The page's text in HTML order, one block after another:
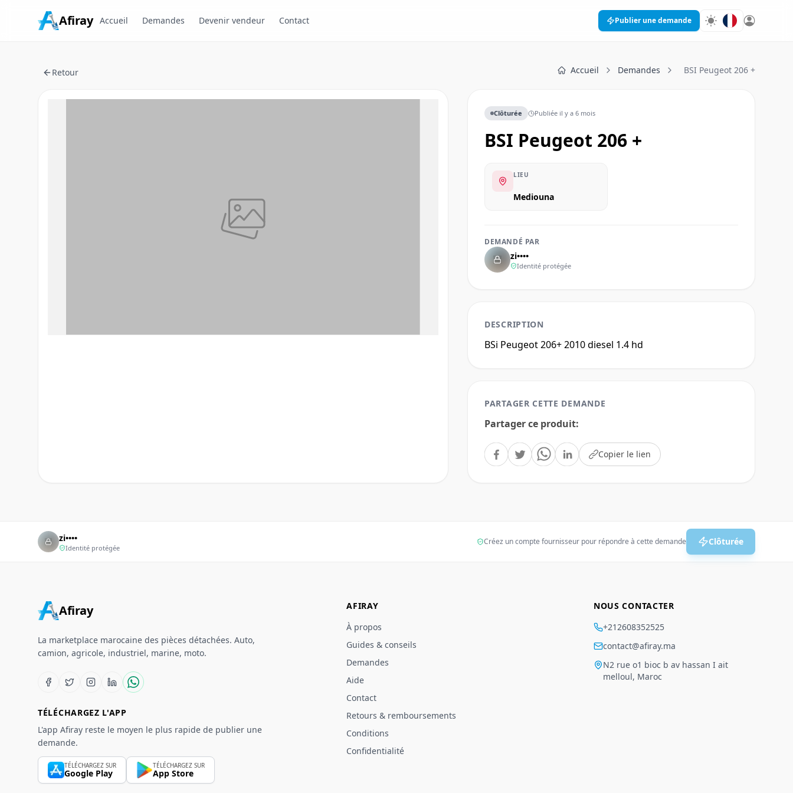
Afiray Accueil Demandes Devenir vendeur Contact Publier une demande
Retour Accueil Demandes BSI Peugeot 206 +
Clôturée Publiée il y a 6 mois
BSI Peugeot 206 +
LIEU
Mediouna
DEMANDÉ PAR
zi••••
Identité protégée
DESCRIPTION
BSi Peugeot 206+ 2010 diesel 1.4 hd
PARTAGER CETTE DEMANDE
Partager ce produit:
Copier le lien
zi••••
Identité protégée
Créez un compte fournisseur pour répondre à cette demande Clôturée
Afiray
La marketplace marocaine des pièces détachées. Auto,
camion, agricole, industriel, marine, moto.
TÉLÉCHARGEZ L'APP
L'app Afiray reste le moyen le plus rapide de publier une
demande.
TÉLÉCHARGEZ SUR
Google Play
TÉLÉCHARGEZ SUR
App Store
AFIRAY
À propos
Guides & conseils
Demandes
Aide
Contact
Retours & remboursements
Conditions
Confidentialité
NOUS CONTACTER
+212608352525
contact@afiray.ma
N2 rue o1 bioc b av hassan I ait
melloul, Maroc